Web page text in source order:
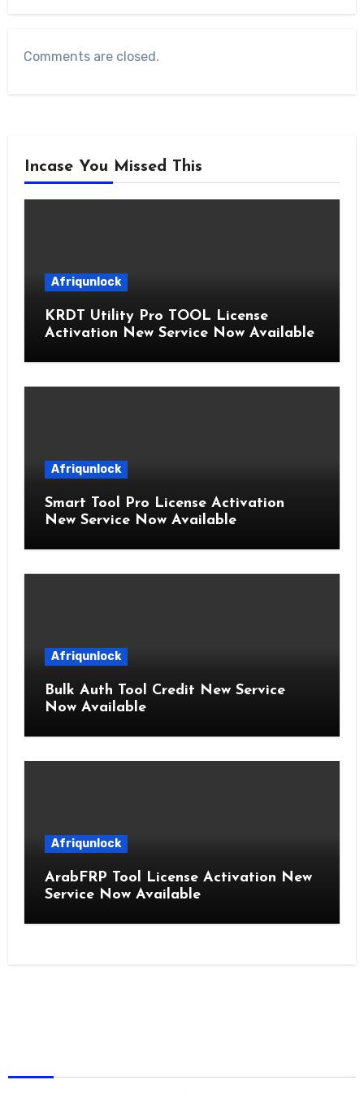
Comments are closed.
Incase You Missed This
Afriqunlock
KRDT Utility Pro TOOL License
Activation New Service Now Available
Afriqunlock
Smart Tool Pro License Activation
New Service Now Available
Afriqunlock
Bulk Auth Tool Credit New Service
Now Available
Afriqunlock
ArabFRP Tool License Activation New
Service Now Available